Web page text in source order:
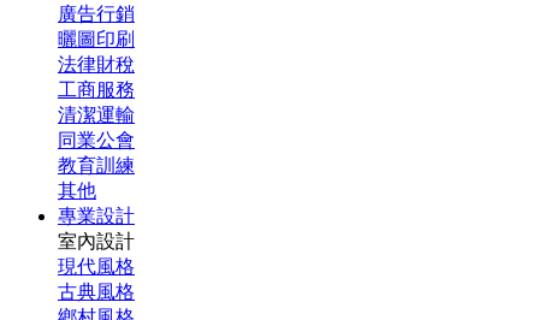
廣告行銷
曬圖印刷
法律財稅
工商服務
清潔運輸
同業公會
教育訓練
其他
專業設計
室內設計
現代風格
古典風格